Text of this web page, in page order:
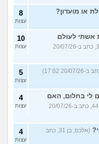
או מועדון? 8
עצות
אשתי לעולם
(אבי, בן 30, כתב ב-20/07/26
10
עצות
5
עצות
לי בחלום, האם
(אב עובד, בן 44, כתב ב-20/07/26
4
עצות
(אלכס, בן 31, כתב
4
עצות